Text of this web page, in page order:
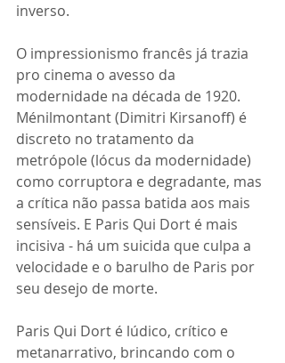
inverso.
O impressionismo francês já trazia
pro cinema o avesso da
modernidade na década de 1920.
Ménilmontant (Dimitri Kirsanoff) é
discreto no tratamento da
metrópole (lócus da modernidade)
como corruptora e degradante, mas
a crítica não passa batida aos mais
sensíveis. E Paris Qui Dort é mais
incisiva - há um suicida que culpa a
velocidade e o barulho de Paris por
seu desejo de morte.
Paris Qui Dort é lúdico, crítico e
metanarrativo, brincando com o